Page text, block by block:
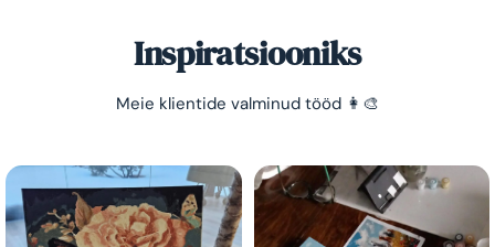
Inspiratsiooniks
Meie klientide valminud tööd 👩‍🎨